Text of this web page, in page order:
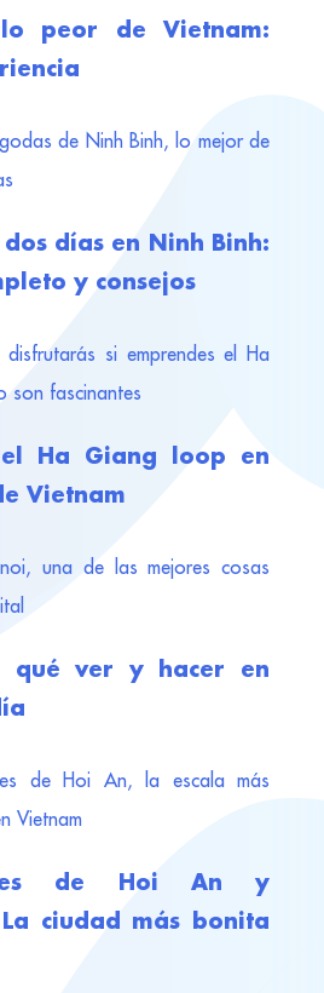
peor de Vietnam:
días en Ninh Binh:
y consejos
Ha Giang loop en
Vietnam
qué ver y hacer en
de Hoi An y
ciudad más bonita